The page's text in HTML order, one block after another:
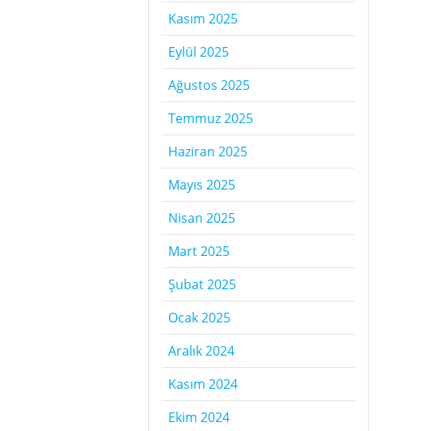
Kasım 2025
Eylül 2025
Ağustos 2025
Temmuz 2025
Haziran 2025
Mayıs 2025
Nisan 2025
Mart 2025
Şubat 2025
Ocak 2025
Aralık 2024
Kasım 2024
Ekim 2024